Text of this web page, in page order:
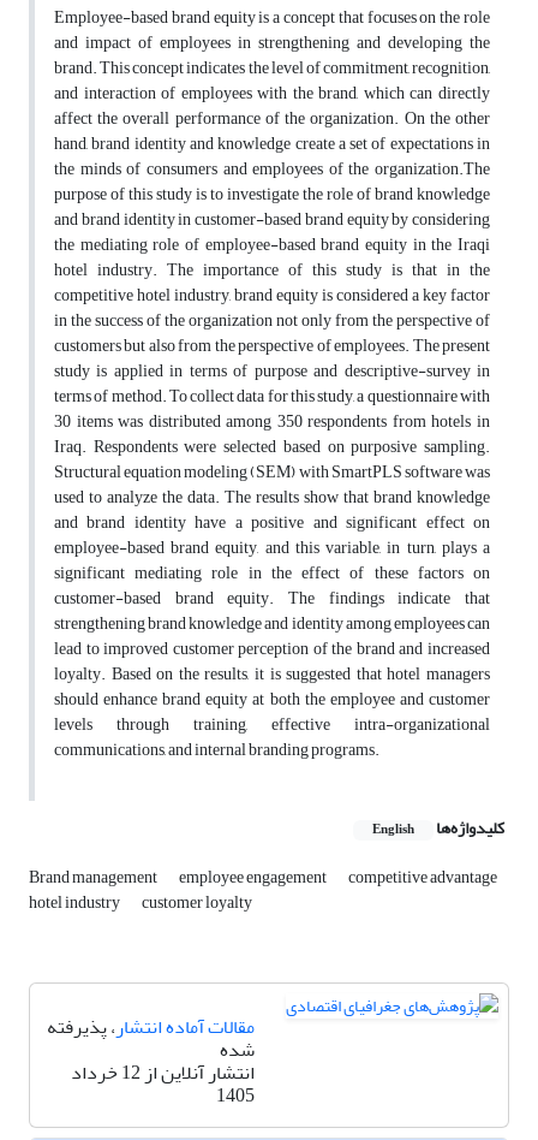
Employee-based brand equity is a concept that focuses on the role
and impact of employees in strengthening and developing the
brand. This concept indicates the level of commitment, recognition,
and interaction of employees with the brand, which can directly
affect the overall performance of the organization. On the other
hand, brand identity and knowledge create a set of expectations in
the minds of consumers and employees of the organization.The
purpose of this study is to investigate the role of brand knowledge
and brand identity in customer-based brand equity by considering
the mediating role of employee-based brand equity in the Iraqi
hotel industry. The importance of this study is that in the
competitive hotel industry, brand equity is considered a key factor
in the success of the organization not only from the perspective of
customers but also from the perspective of employees. The present
study is applied in terms of purpose and descriptive-survey in
terms of method. To collect data for this study, a questionnaire with
30 items was distributed among 350 respondents from hotels in
Iraq. Respondents were selected based on purposive sampling.
Structural equation modeling (SEM) with SmartPLS software was
used to analyze the data. The results show that brand knowledge
and brand identity have a positive and significant effect on
employee-based brand equity, and this variable, in turn, plays a
significant mediating role in the effect of these factors on
customer-based brand equity. The findings indicate that
strengthening brand knowledge and identity among employees can
lead to improved customer perception of the brand and increased
loyalty. Based on the results, it is suggested that hotel managers
should enhance brand equity at both the employee and customer
levels through training, effective intra-organizational
communications, and internal branding programs.
کلیدواژه‌ها English
Brand management employee engagement competitive advantage
hotel industry customer loyalty
مقالات آماده انتشار، پذیرفته
شده
انتشار آنلاین از 12 خرداد
1405